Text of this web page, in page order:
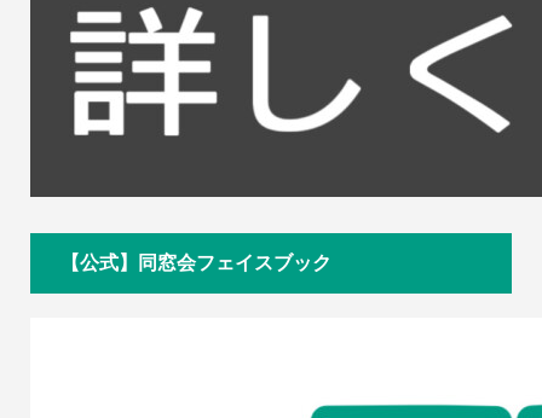
【公式】同窓会フェイスブック